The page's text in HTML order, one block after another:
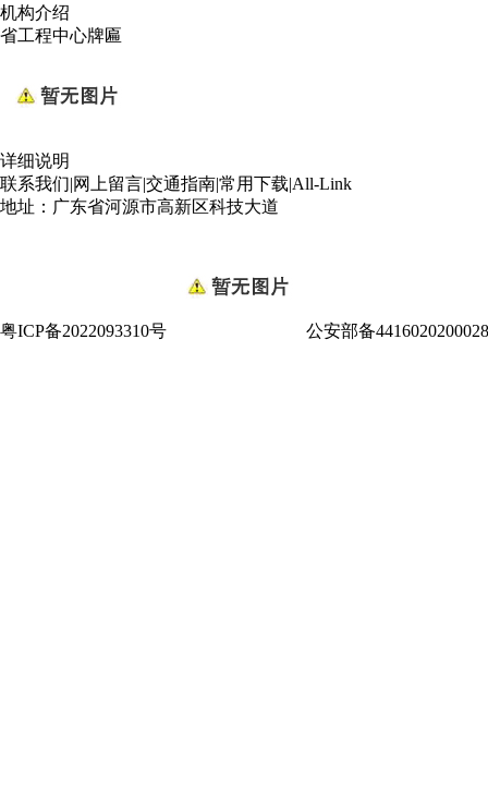
机构介绍
省工程中心牌匾
详细说明
联系我们|网上留言|交通指南|常用下载|All-Link
地址：广东省河源市高新区科技大道
粤ICP备2022093310号 公安部备